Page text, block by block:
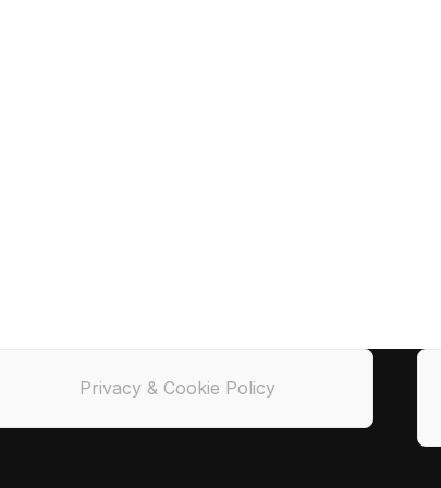
Privacy & Cookie Policy